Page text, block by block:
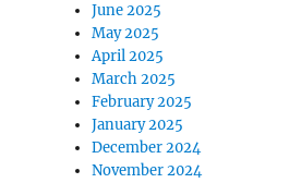
June 2025
May 2025
April 2025
March 2025
February 2025
January 2025
December 2024
November 2024